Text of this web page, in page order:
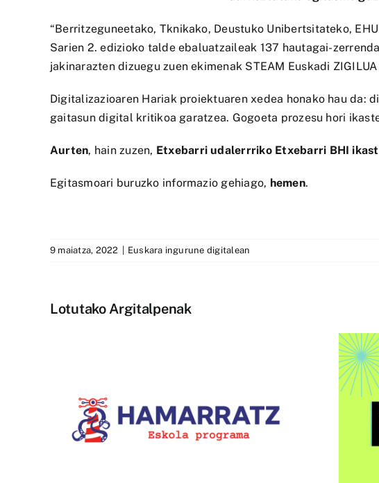
“Berritzeguneetako, Tknikako, Deustuko Unibertsitateko,
Sarien 2. edizioko talde ebaluatzaileak 137 hautagai-
jakinarazten dizuegu zuen ekimenak STEAM Euskadi
Digitalizazioaren Hariak proiektuaren xedea honako hau da:
gaitasun digital kritikoa garatzea. Gogoeta prozesu hori
Aurten, hain zuzen, Etxebarri udalerrriko Etxebarri BHI
Egitasmoari buruzko informazio gehiago, hemen.
9 maiatza, 2022 Euskara ingurune digitalean
Lotutako Argitalpenak
1.400.000 ikustaldi izan ditu
Bziber euskarazko
TikTokeko lehiaketaren IX.